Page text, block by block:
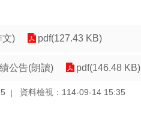
文) pdf(127.43 KB)
公告(朗讀) pdf(146.48 KB)
資料檢視：114-09-14 15:35